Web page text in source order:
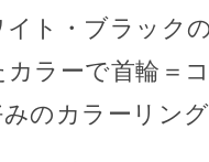
ト・ブラック
カラーで首輪＝
のカラーリン